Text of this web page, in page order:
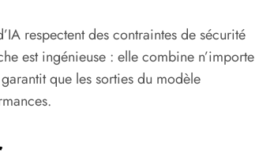
respectent des contraintes de sécurité
est ingénieuse : elle combine n’importe
que les sorties du modèle